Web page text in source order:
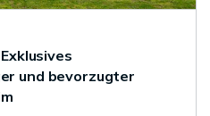
und bevorzugter